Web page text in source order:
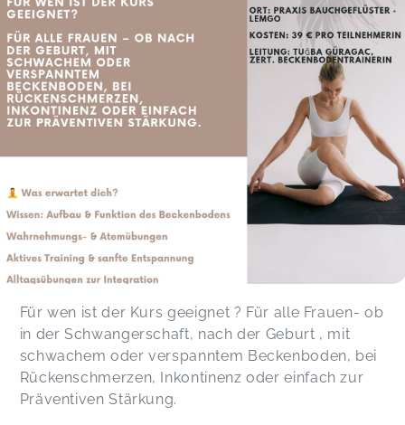
Für wen ist der Kurs geeignet ? Für alle Frauen- ob
in der Schwangerschaft, nach der Geburt , mit
schwachem oder verspanntem Beckenboden, bei
Rückenschmerzen, Inkontinenz oder einfach zur
Präventiven Stärkung.